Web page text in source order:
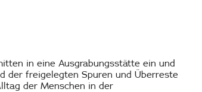
in eine Ausgrabungsstätte ein und
der freigelegten Spuren und Überreste
der Menschen in der